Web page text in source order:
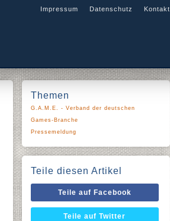
Impressum Datenschutz Kontakt
Themen
G.A.M.E. - Verband der deutschen
Games-Branche
Pressemeldung
Teile diesen Artikel
Teile auf Facebook
Teile auf Twitter